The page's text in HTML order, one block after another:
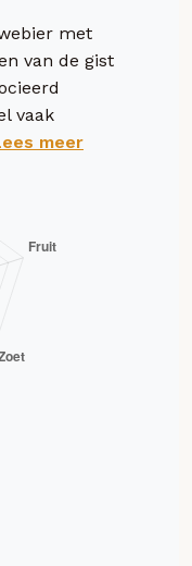
met
van de gist
vaak
meer